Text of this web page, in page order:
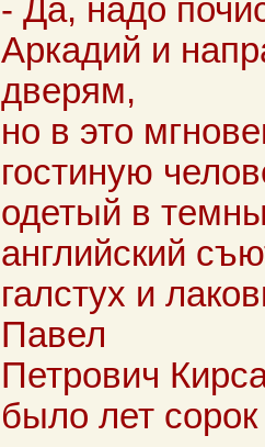
- Да, надо
Аркадий и
дверям,
но в это
гостиную
одетый в
английский
галстух и
Павел
Петрович
было лет сорок